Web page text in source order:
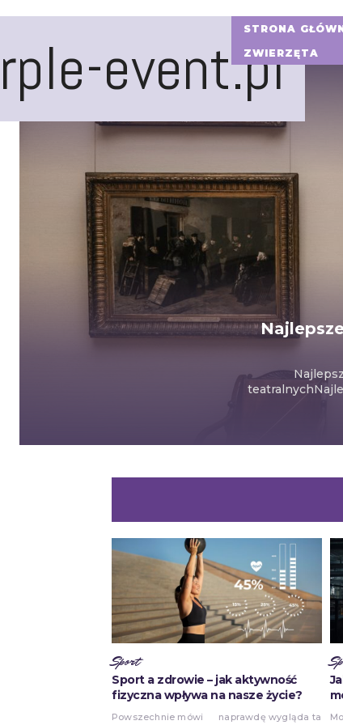
event.pl
STRONA
ZWIERZĘTA
Sport
Sport a zdrowie – jak aktywność
fizyczna wpływa na nasze życie?
Powszechnie mówi
naprawdę wygląda ta